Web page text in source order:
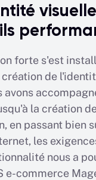
forte s'est
de
avons
la création
en passant bien
les
nous a
e-commerce